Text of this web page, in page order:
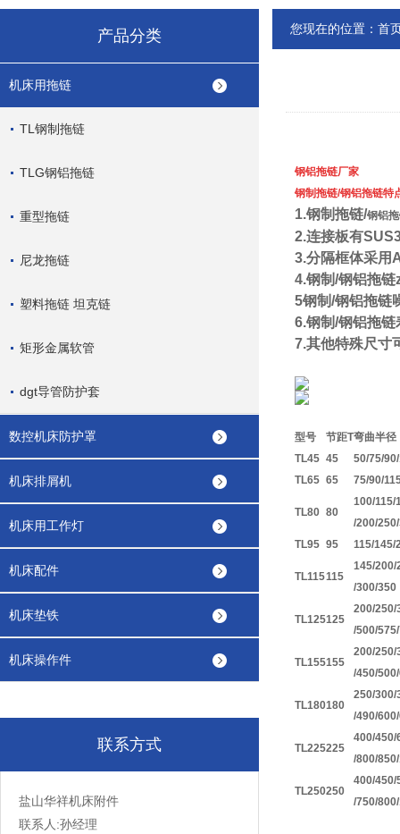
产品分类
机床用拖链
TL钢制拖链
TLG钢铝拖链
重型拖链
尼龙拖链
塑料拖链 坦克链
矩形金属软管
dgt导管防护套
数控机床防护罩
机床排屑机
机床用工作灯
机床配件
机床垫铁
机床操作件
联系方式
盐山华祥机床附件
联系人:孙经理
您现在的位置： 首
钢铝拖链厂家
钢制拖链/钢铝拖链特
1.钢制拖链/钢铝
2.连接板有
3.分隔框体采用
4.钢制/钢铝拖
5钢制/钢铝拖链
6.钢制/钢铝拖
7.其他特殊尺寸
型号 节距T弯曲半径
TL45 45
50/75/
TL65 65 75/90/
TL80 80
100/115/
/200/
TL95 95 115/145/
TL115115
145/200/
/300/350
TL125125
200/250/
/500/
TL155155
200/250/
/450/
TL180180
250/300/
/490/
TL225225
400/450/
/800/
TL250250
400/450/
/750/